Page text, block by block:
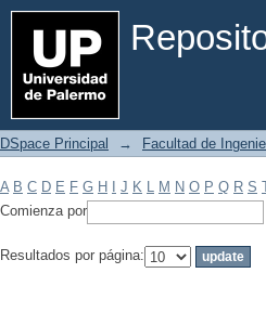
Filtrar por: Materia
DSpace Principal → Facultad de
A B C D E F G H J K L M N O P Q R S
Comienza por
Resultados por página: